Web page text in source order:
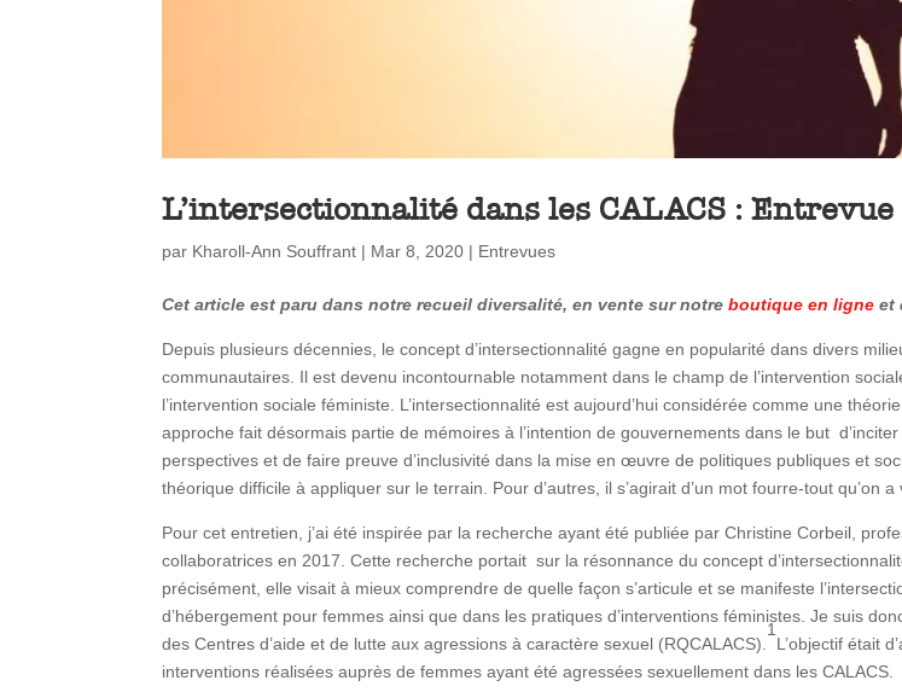
L’intersectionnalité dans les CALACS :
par Kharoll-Ann Souffrant | Mar 8, 2020 | Entrevues
Cet article est paru dans notre recueil diversalité, en vente sur notreboutique en ligne et
Depuis plusieurs décennies, le concept d’intersectionnalité gagne en popularité dans divers
communautaires. Il est devenu incontournable notamment dans le champ de l’intervention
l’intervention sociale féministe. L’intersectionnalité est aujourd’hui considérée comme une
approche fait désormais partie de mémoires à l’intention de gouvernements dans le but
perspectives et de faire preuve d’inclusivité dans la mise en œuvre de politiques publiques et
théorique difficile à appliquer sur le terrain. Pour d’autres, il s’agirait d’un mot fourre-tout qu’on
Pour cet entretien, j’ai été inspirée par la recherche ayant été publiée par Christine Corbeil,
collaboratrices en 2017. Cette recherche portait sur la résonnance du concept
précisément, elle visait à mieux comprendre de quelle façon s’articule et se manifeste
d’hébergement pour femmes ainsi que dans les pratiques d’interventions féministes. Je suis
des Centres d’aide et de lutte aux agressions à caractère sexuel (RQCALACS).
1
L’objectif était
interventions réalisées auprès de femmes ayant été agressées sexuellement dans les CALACS.